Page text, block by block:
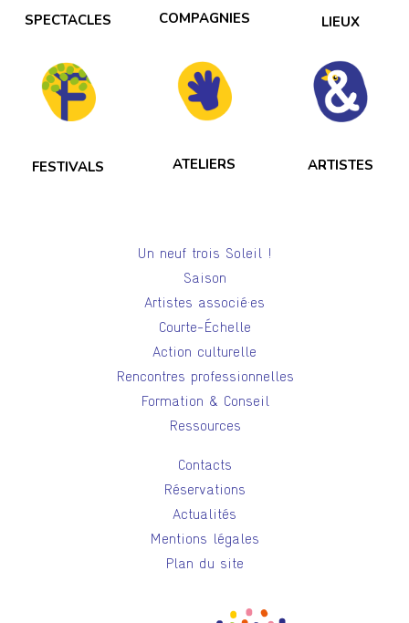
SPECTACLES COMPAGNIES LIEUX
FESTIVALS ATELIERS ARTISTES
Un neuf trois Soleil !
Saison
Artistes associé·es
Courte-Échelle
Action culturelle
Rencontres professionnelles
Formation & Conseil
Ressources
Contacts
Réservations
Actualités
Mentions légales
Plan du site